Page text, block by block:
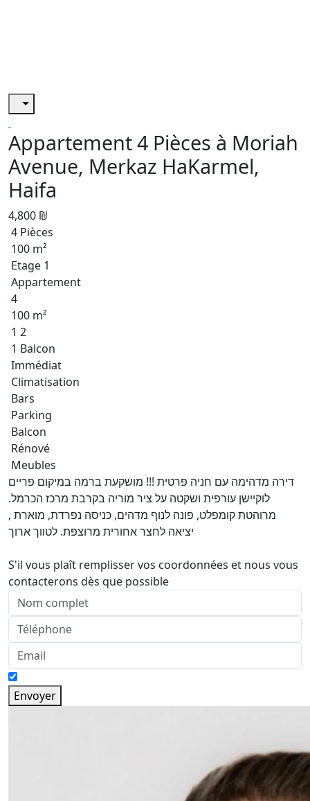
Appartement 4 Pièces à Moriah
Avenue, Merkaz HaKarmel,
Haifa
4,800 ₪
4 Pièces
100 m²
Etage 1
Appartement
4
100 m²
1 2
1 Balcon
Immédiat
Climatisation
Bars
Parking
Balcon
Rénové
Meubles
דירה מדהימה עם חניה פרטית !!! מושקעת ברמה במיקום פריים
לוקיישן עורפית ושקטה על ציר מוריה בקרבת מרכז הכרמל.
מרוהטת קומפלט, פונה לנוף מדהים, כניסה נפרדת, מוארת ,
יציאה לחצר אחורית מרוצפת. לטווך ארוך
S'il vous plaît remplisser vos coordonnées et nous vous
contacterons dès que possible
Envoyer